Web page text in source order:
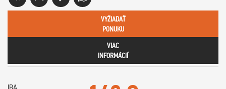
VYŽIADAŤ
PONUKU
VIAC
INFORMÁCIÍ